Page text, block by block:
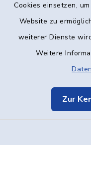
Cookies einsetzen,
Website zu
weiterer Dienste
Weitere
Zur